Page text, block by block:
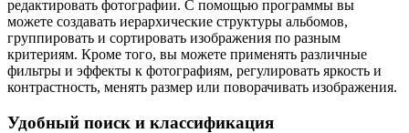
редактировать фотографии. С помощью программы вы
можете создавать иерархические структуры альбомов,
группировать и сортировать изображения по разным
критериям. Кроме того, вы можете применять различные
фильтры и эффекты к фотографиям, регулировать яркость и
контрастность, менять размер или поворачивать изображения.
Удобный поиск и классификация